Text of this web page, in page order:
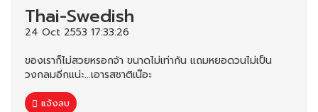
Thai-Swedish
24 Oct 2553 17:33:26
ของเราก็ไม่สวยหรอกจ้า ขนาดไม่เท่ากัน แถมหยอดวนไม่เป็น
วงกลมอีกแน่ะ...เอารสชาติเน๊อะ
แจ้งลบ